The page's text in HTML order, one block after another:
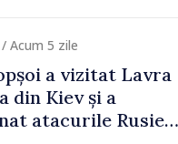
Aprobarea acestei
o eroare de
și de coordonare
/ Acum 5 zile
a vizitat Lavra
din Kiev și a
atacurile Rusiei